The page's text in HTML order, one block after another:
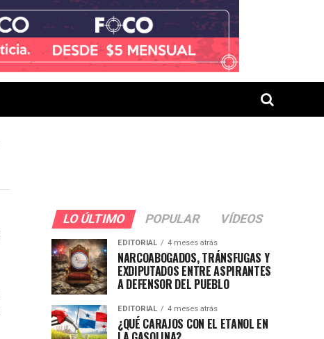
LO ÚLTIMO POPULAR VÍDEOS
EDITORIAL 4 meses atrás
NARCOABOGADOS, TRÁNSFUGAS Y
EXDIPUTADOS ENTRE ASPIRANTES
A DEFENSOR DEL PUEBLO
EDITORIAL 4 meses atrás
¿QUÉ CARAJOS CON EL ETANOL EN